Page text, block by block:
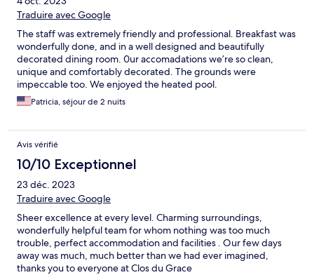
Traduire avec Google
The staff was extremely friendly and professional. Breakfast was
wonderfully done, and in a well designed and beautifully
decorated dining room. 0ur accomadations we’re so clean,
unique and comfortably decorated. The grounds were
impeccable too. We enjoyed the heated pool.
Patricia, séjour de 2 nuits
Avis vérifié
10/10 Exceptionnel
23 déc. 2023
Traduire avec Google
Sheer excellence at every level. Charming surroundings,
wonderfully helpful team for whom nothing was too much
trouble, perfect accommodation and facilities . Our few days
away was much, much better than we had ever imagined,
thanks you to everyone at Clos du Grace